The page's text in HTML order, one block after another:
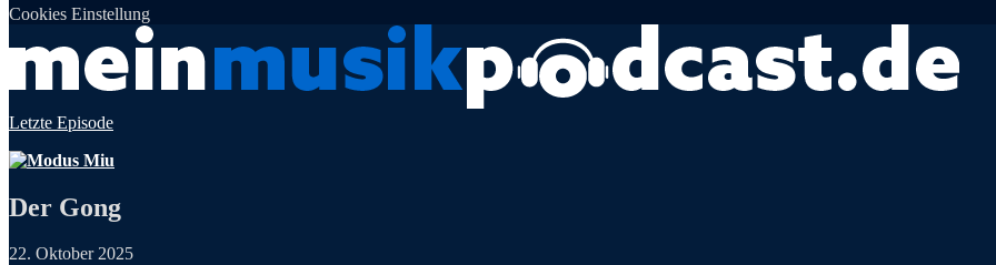
Cookies Einstellung
Letzte Episode
Der Gong
22. Oktober 2025